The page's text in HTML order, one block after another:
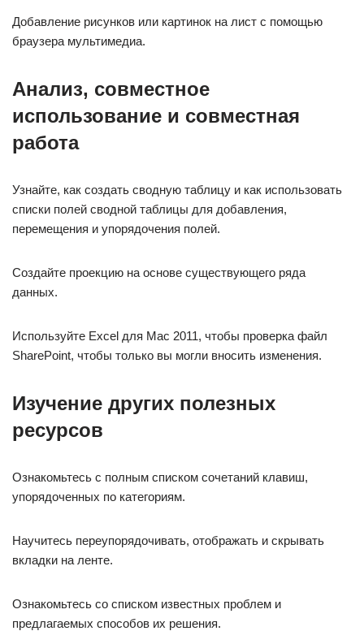
Добавление рисунков или картинок на лист с помощью
браузера мультимедиа.
Анализ, совместное
использование и совместная
работа
Узнайте, как создать сводную таблицу и как использовать
списки полей сводной таблицы для добавления,
перемещения и упорядочения полей.
Создайте проекцию на основе существующего ряда
данных.
Используйте Excel для Mac 2011, чтобы проверка файл
SharePoint, чтобы только вы могли вносить изменения.
Изучение других полезных
ресурсов
Ознакомьтесь с полным списком сочетаний клавиш,
упорядоченных по категориям.
Научитесь переупорядочивать, отображать и скрывать
вкладки на ленте.
Ознакомьтесь со списком известных проблем и
предлагаемых способов их решения.